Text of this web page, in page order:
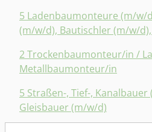
5 Ladenbaumonteure (m/w/
(m/w/d), Bautischler (m/w/
2 Trockenbaumonteur/in /
Metallbaumonteur/in
5 Straßen-, Tief-,
Gleisbauer (m/w/d)